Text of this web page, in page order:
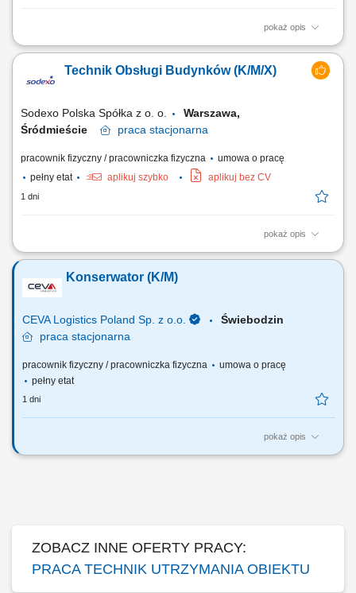
pokaż opis
Zapewnienie sprawnej obsługi technicznej obiektu oraz prawidłowej
eksploatacji infrastruktury. Koordynowanie pracy zespołu technicznego i
nadzorowanie realizacji powierzonych zadań. Kontrola prac
wykonywanych przez podwykonawców oraz pracowników
Technik Obsługi Budynków (K/M/X)
Sodexo Polska Spółka z o. o.
Warszawa,
Śródmieście
praca stacjonarna
pracownik fizyczny / pracowniczka fizyczna
umowa o pracę
pełny etat
aplikuj szybko aplikuj bez CV
1 dni
pokaż opis
Zakres obowiązków: Wykonywanie prac konserwacyjno-remontowych
awarii / usterek; Monitorowanie stanu technicznego i eksploatacyjnego
urządzeń oraz sieci technicznych; Zapewnienie prawidłowego
Konserwator (K/M)
CEVA Logistics Poland Sp. z o.o.
Świebodzin
praca stacjonarna
pracownik fizyczny / pracowniczka fizyczna
umowa o pracę
pełny etat
1 dni
pokaż opis
Twój zakres obowiązków: Realizacja prac konserwacyjnych oraz
ZOBACZ INNE OFERTY PRACY:
PRACA TECHNIK UTRZYMANIA OBIEKTU